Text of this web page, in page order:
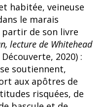
habitée, veineuse
le marais
partir de son livre
lecture de Whitehead
Découverte, 2020) :
soutiennent,
aux apôtres de
risquées, de